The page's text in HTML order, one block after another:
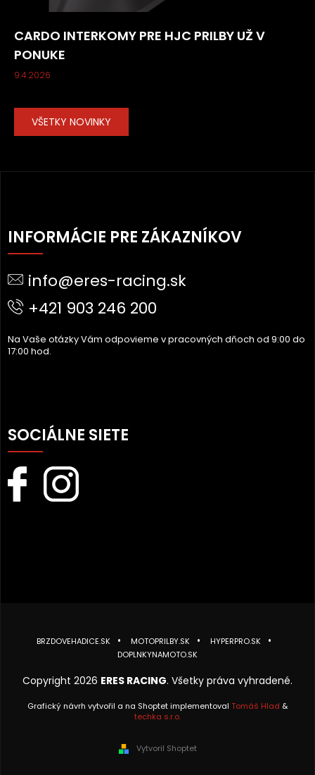
CARDO INTERKOMY PRE HJC PRILBY UŽ V
PONUKE
9.4.2026
VŠETKY NOVINKY
Á
P
T
INFORMÁCIE PRE ZÁKAZNÍKOV
info@eres-racing.sk
+421 903 246 200
Na Vaše otázky Vám odpovieme v pracovných dňoch od 9:00 do
17:00 hod.
SOCIÁLNE SIETE
BRZDOVEHADICE.SK MOTOPRILBY.SK
HYPERPRO.SK
DOPLNKYNAMOTO.SK
Copyright 2026 ERES RACING. Všetky práva vyhradené.
Grafický návrh vytvořil a na Shoptet implementoval Tomáš Hlad &
techka s.r.o.
Vytvoril Shoptet